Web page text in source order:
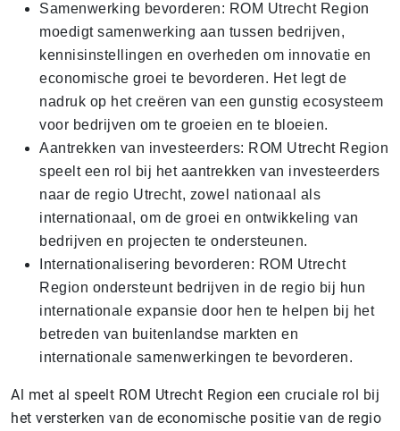
Samenwerking bevorderen: ROM Utrecht Region
moedigt samenwerking aan tussen bedrijven,
kennisinstellingen en overheden om innovatie en
economische groei te bevorderen. Het legt de
nadruk op het creëren van een gunstig ecosysteem
voor bedrijven om te groeien en te bloeien.
Aantrekken van investeerders: ROM Utrecht Region
speelt een rol bij het aantrekken van investeerders
naar de regio Utrecht, zowel nationaal als
internationaal, om de groei en ontwikkeling van
bedrijven en projecten te ondersteunen.
Internationalisering bevorderen: ROM Utrecht
Region ondersteunt bedrijven in de regio bij hun
internationale expansie door hen te helpen bij het
betreden van buitenlandse markten en
internationale samenwerkingen te bevorderen.
Al met al speelt ROM Utrecht Region een cruciale rol bij
het versterken van de economische positie van de regio